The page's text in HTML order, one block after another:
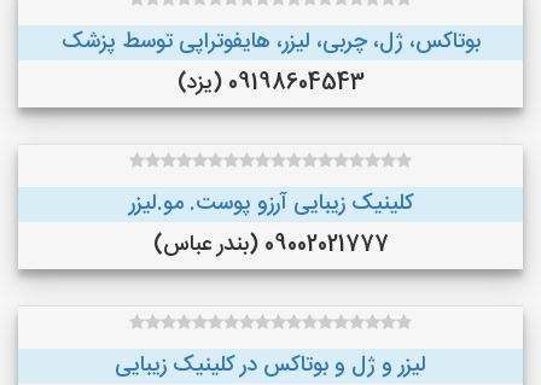
بوتاکس، ژل، چربی، لیزر، هایفوتراپی توسط پزشک
09198604543 (یزد)
کلینیک زیبایی آرزو پوست. مو.لیزر
09002021777 (بندر عباس)
لیزر و ژل و بوتاکس در کلینیک زیبایی